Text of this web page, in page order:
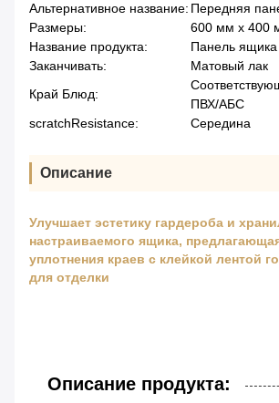
Альтернативное название: Передняя
Размеры:
600 мм х 400
Название продукта:
Панель ящика
Заканчивать:
Матовый лак
Край Блюд:
ПВХ/АБС
scratchResistance:
Середина
Описание
Улучшает эстетику гардероба и
настраиваемого ящика,
уплотнения краев с клейкой лентой
для отделки
Описание продукта: